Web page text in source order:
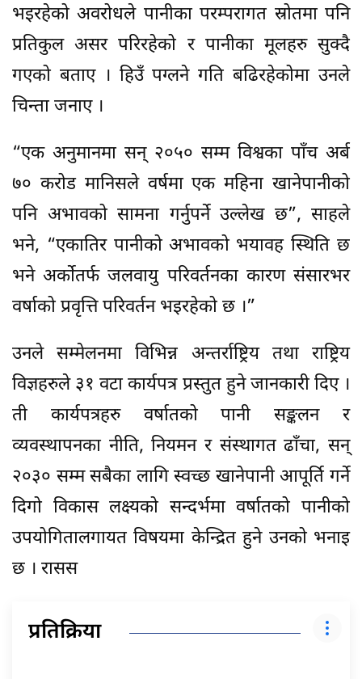
भइरहेको अवरोधले पानीका परम्परागत स्रोतमा पनि
प्रतिकुल असर परिरहेको र पानीका मूलहरु सुक्दै
गएको बताए । हिउँ पग्लने गति बढिरहेकोमा उनले
चिन्ता जनाए ।
“एक अनुमानमा सन् २०५० सम्म विश्वका पाँच अर्ब
७० करोड मानिसले वर्षमा एक महिना खानेपानीको
पनि अभावको सामना गर्नुपर्ने उल्लेख छ”, साहले
भने, “एकातिर पानीको अभावको भयावह स्थिति छ
भने अर्कोतर्फ जलवायु परिवर्तनका कारण संसारभर
वर्षाको प्रवृत्ति परिवर्तन भइरहेको छ ।”
उनले सम्मेलनमा विभिन्न अन्तर्राष्ट्रिय तथा राष्ट्रिय
विज्ञहरुले ३१ वटा कार्यपत्र प्रस्तुत हुने जानकारी दिए ।
ती कार्यपत्रहरु वर्षातको पानी सङ्कलन र
व्यवस्थापनका नीति, नियमन र संस्थागत ढाँचा, सन्
२०३० सम्म सबैका लागि स्वच्छ खानेपानी आपूर्ति गर्ने
दिगो विकास लक्ष्यको सन्दर्भमा वर्षातको पानीको
उपयोगितालगायत विषयमा केन्द्रित हुने उनको भनाइ
छ । रासस
प्रतिक्रिया